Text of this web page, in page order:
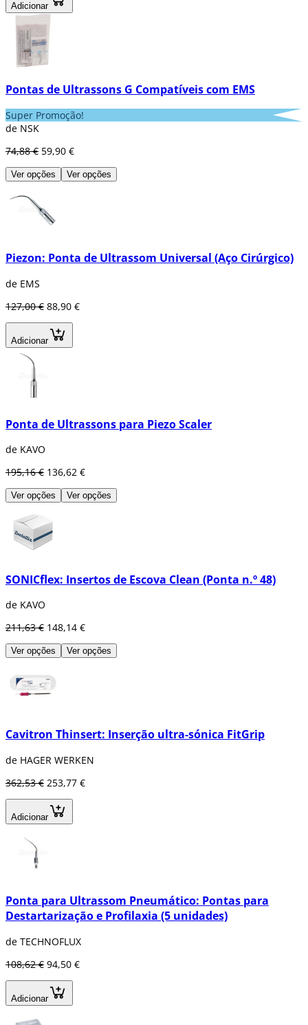
Adicionar
Pontas de Ultrassons G Compatíveis com EMS
Super Promoção!
de NSK
74,88 € 59,90 €
Ver opções Ver opções
Piezon: Ponta de Ultrassom Universal (Aço Cirúrgico)
de EMS
127,00 € 88,90 €
Adicionar
Ponta de Ultrassons para Piezo Scaler
de KAVO
195,16 € 136,62 €
Ver opções Ver opções
SONICflex: Insertos de Escova Clean (Ponta n.º 48)
de KAVO
211,63 € 148,14 €
Ver opções Ver opções
Cavitron Thinsert: Inserção ultra-sónica FitGrip
de HAGER WERKEN
362,53 € 253,77 €
Adicionar
Ponta para Ultrassom Pneumático: Pontas para
Destartarização e Profilaxia (5 unidades)
de TECHNOFLUX
108,62 € 94,50 €
Adicionar